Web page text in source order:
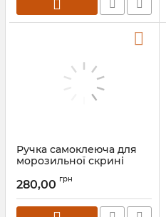
Ручка самоклеюча для
морозильної скрині
280,00 грн